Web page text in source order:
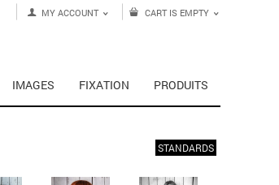
CART IS EMPTY
MY ACCOUNT
IMAGES FIXATION PRODUITS
STANDARDS